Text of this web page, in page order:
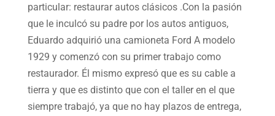
particular: restaurar autos clásicos .Con la pasión
que le inculcó su padre por los autos antiguos,
Eduardo adquirió una camioneta Ford A modelo
1929 y comenzó con su primer trabajo como
restaurador. Él mismo expresó que es su cable a
tierra y que es distinto que con el taller en el que
siempre trabajó, ya que no hay plazos de entrega,